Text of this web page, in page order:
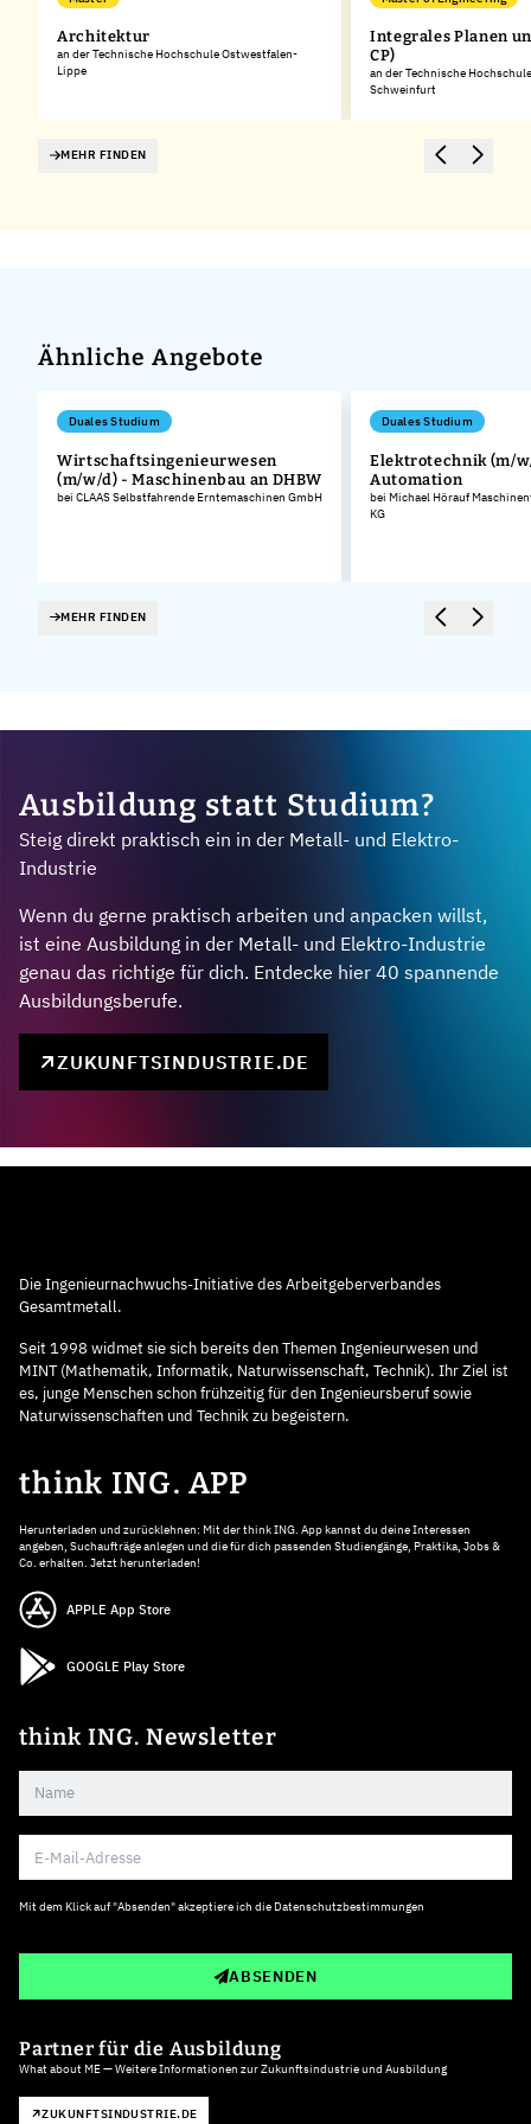
Architektur
an der Technische Hochschule Ostwestfalen-
Lippe
Integrales Planen
CP)
an der Technische
Schweinfurt
MEHR FINDEN
Ähnliche Angebote
Duales Studium
Wirtschaftsingenieurwesen
(m/w/d) - Maschinenbau an DHBW
bei CLAAS Selbstfahrende Erntemaschinen GmbH
Duales Studium
Elektrotechnik (m/
Automation
bei Michael Hörauf
KG
MEHR FINDEN
Ausbildung statt Studium?
Steig direkt praktisch ein in der Metall- und Elektro-
Industrie
Wenn du gerne praktisch arbeiten und anpacken willst,
ist eine Ausbildung in der Metall- und Elektro-Industrie
genau das richtige für dich. Entdecke hier 40 spannende
Ausbildungsberufe.
ZUKUNFTSINDUSTRIE.DE
Die Ingenieurnachwuchs-Initiative des Arbeitgeberverbandes
Gesamtmetall.
Seit 1998 widmet sie sich bereits den Themen Ingenieurwesen und
MINT (Mathematik, Informatik, Naturwissenschaft, Technik). Ihr Ziel ist
es, junge Menschen schon frühzeitig für den Ingenieursberuf sowie
Naturwissenschaften und Technik zu begeistern.
think ING. APP
Herunterladen und zurücklehnen: Mit der think ING. App kannst du deine Interessen
angeben, Suchaufträge anlegen und die für dich passenden Studiengänge, Praktika, Jobs &
Co. erhalten. Jetzt herunterladen!
APPLE App Store
GOOGLE Play Store
think ING. Newsletter
Mit dem Klick auf "Absenden" akzeptiere ich die Datenschutzbestimmungen
ABSENDEN
Partner für die Ausbildung
What about ME — Weitere Informationen zur Zukunftsindustrie und Ausbildung
ZUKUNFTSINDUSTRIE.DE